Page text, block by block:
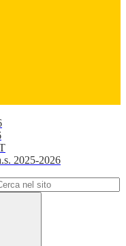
2025-2026